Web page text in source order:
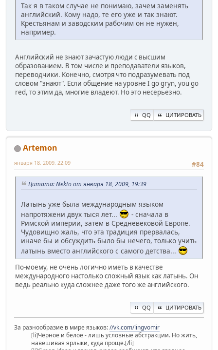
Так я в таком случае не понимаю, зачем заменять
английский. Кому надо, те его уже и так знают.
Крестьянам и заводским рабочим он не нужен,
например.
Английский не знают зачастую люди с высшим
образованием. В том числе и преподаватели языков,
переводчики. Конечно, смотря что подразумевать под
словом "знают". Если общение на уровне I go gryn, you go
red, то этим да, многие владеют. Но это несерьезно.
QQ ЦИТИРОВАТЬ
Artemon
#84
января 18, 2009, 22:09
Цитата: Nekto от января 18, 2009, 19:39
Латынь уже была международным языком
напротяжени двух тыся лет...
- сначала в
Римской империи, затем в Средневековой Европе.
Чудовищно жаль, что эта традиция прервалась,
иначе бы и обсуждить было бы нечего, только учить
латынь вместо английского с самого детства...
По-моему, не очень логично иметь в качестве
международного настолько сложный язык как латынь. Он
ведь реально куда сложнее даже того же английского.
QQ ЦИТИРОВАТЬ
За разнообразие в мире языков://vk.com/lingvomir
[li]Чёрное и белое - лишь условные абстракции. Но жить,
навешивая ярлыки, куда проще.[/li]